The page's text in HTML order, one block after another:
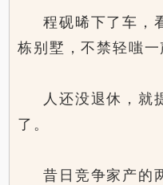
程砚晞下了车，
栋别墅，不禁轻嗤一
人还没退休，就
了。
昔日竞争家产的